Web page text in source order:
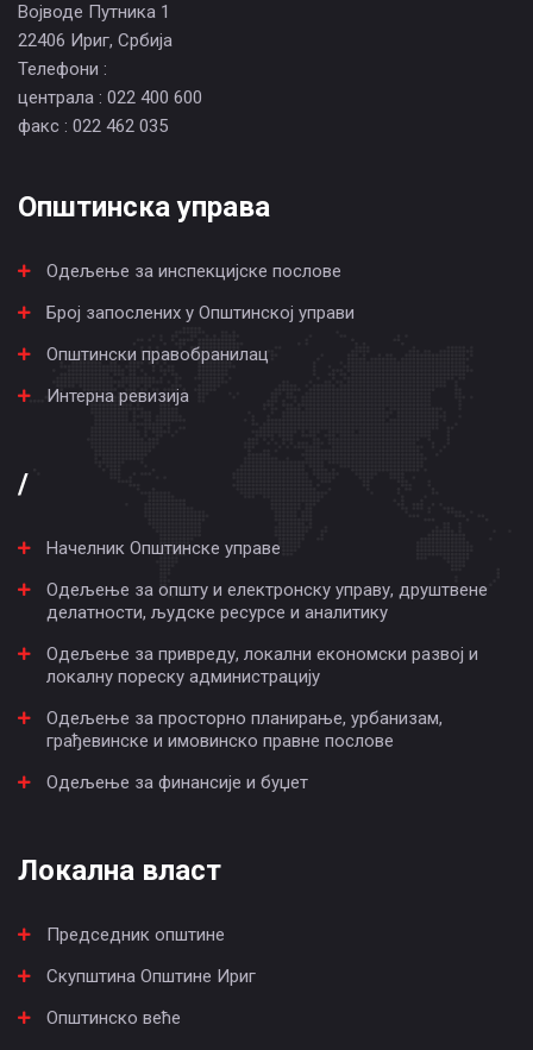
Војводе Путника 1
22406 Ириг, Србија
Телефони :
централа : 022 400 600
факс : 022 462 035
Општинска управа
Одељење за инспекцијске послове
Број запослених у Општинској управи
Општински правобранилац
Интерна ревизија
/
Начелник Општинске управе
Одељење за општу и електронску управу, друштвене
делатности, људске ресурсе и аналитику
Одељење за привреду, локални економски развој и
локалну пореску администрацију
Одељење за просторно планирање, урбанизам,
грађевинске и имовинско правне послове
Одељење за финансије и буџет
Локална власт
Председник општине
Скупштина Општине Ириг
Општинско веће